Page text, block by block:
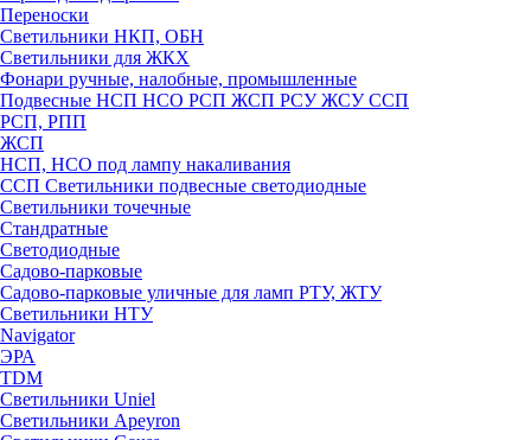
Переноски
Светильники НКП, ОБН
Светильники для ЖКХ
Фонари ручные, налобные, промышленные
Подвесные НСП НСО РСП ЖСП РСУ ЖСУ ССП
РСП, РПП
ЖСП
НСП, НСО под лампу накаливания
ССП Светильники подвесные светодиодные
Светильники точечные
Стандратные
Светодиодные
Садово-парковые
Садово-парковые уличные для ламп РТУ, ЖТУ
Светильники НТУ
Navigator
ЭРА
TDM
Светильники Uniel
Светильники Apeyron